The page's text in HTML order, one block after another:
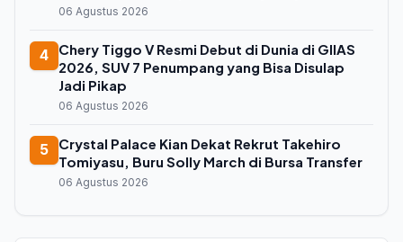
06 Agustus 2026
4
Chery Tiggo V Resmi Debut di Dunia di GIIAS
2026, SUV 7 Penumpang yang Bisa Disulap
Jadi Pikap
06 Agustus 2026
5
Crystal Palace Kian Dekat Rekrut Takehiro
Tomiyasu, Buru Solly March di Bursa Transfer
06 Agustus 2026